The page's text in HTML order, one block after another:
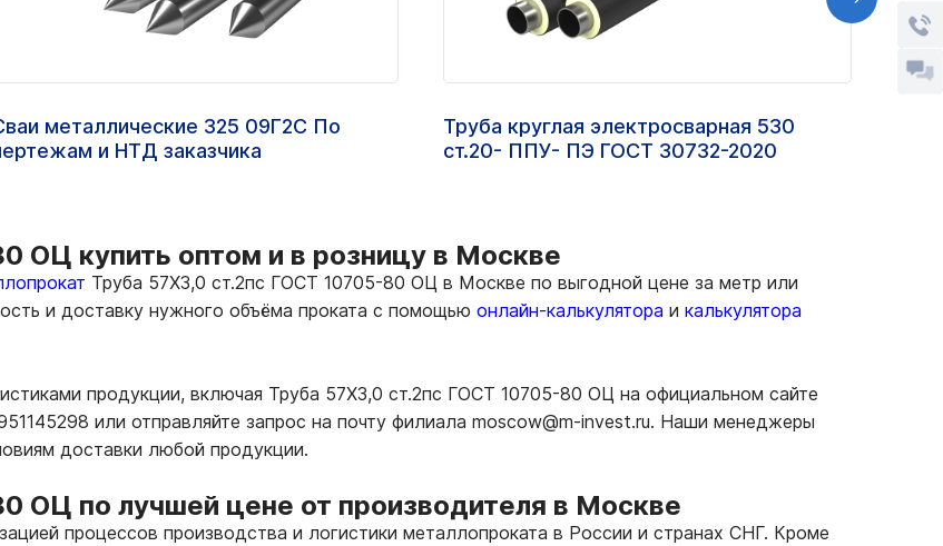
металлические 325 09Г2С По
и НТД заказчика
Труба круглая электросварная 530
ст.20- ППУ- ПЭ ГОСТ 30732-2020
ОЦ купить оптом и в розницу в Москве
Труба 57Х3,0 ст.2пс ГОСТ 10705-80 ОЦ в Москве по выгодной цене за метр или
и доставку нужного объёма проката с помощью онлайн-калькулятора и калькулятора
продукции, включая Труба 57Х3,0 ст.2пс ГОСТ 10705-80 ОЦ на официальном сайте
или отправляйте запрос на почту филиала moscow@m-invest.ru. Наши менеджеры
доставки любой продукции.
ОЦ по лучшей цене от производителя в Москве
процессов производства и логистики металлопроката в России и странах СНГ. Кроме